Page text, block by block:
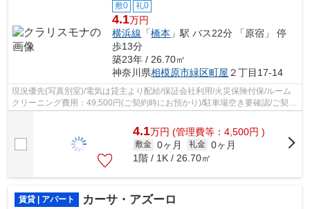
敷0 礼0
4.1万円
横浜線 「橋本 」駅 バス22分 「原宿」 停
歩13分
築23年 / 26.70㎡
神奈川県相模原市緑区町屋 ２丁目17-14
現況優先(写真別室)/電気は貸主より配給/保証会社利用/火災保険付保/ルーム
クリーニング費用：49,500円(ご契約時にお預かり)/駐車場空き要確認/ご契約
4.1万円 (管理費等：4,500円 )
敷金 0ヶ月 礼金 0ヶ月
1階 / 1K / 26.70㎡
賃貸 | アパート カーサ・アズーロ